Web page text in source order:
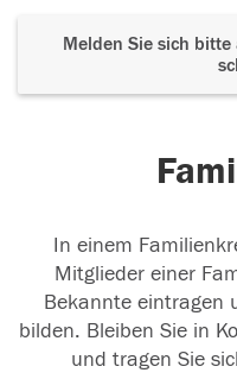
Melden Sie sich
In einem
Mitglieder einer
Bekannte eintragen
bilden. Bleiben Sie in
und tragen Sie